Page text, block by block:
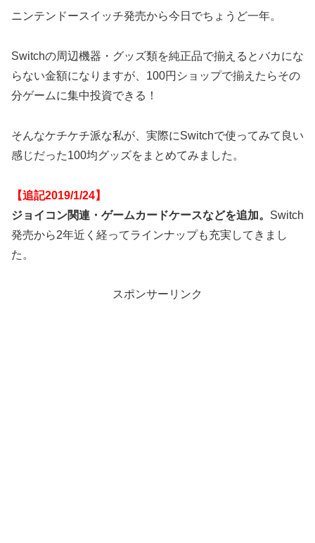
ニンテンドースイッチ発売から今日でちょうど一年。
Switchの周辺機器・グッズ類を純正品で揃えるとバカにな
らない金額になりますが、100円ショップで揃えたらその
分ゲームに集中投資できる！
そんなケチケチ派な私が、実際にSwitchで使ってみて良い
感じだった100均グッズをまとめてみました。
【追記2019/1/24】
ジョイコン関連・ゲームカードケースなどを追加。 Switch
発売から2年近く経ってラインナップも充実してきまし
た。
スポンサーリンク